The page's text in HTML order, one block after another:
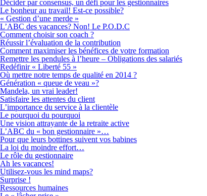
Décider par consensus, un défi pour les gestionnaires
Le bonheur au travail! Est-ce possible?
« Gestion d’une merde »
L’ABC des vacances? Non! Le P.O.D.C
Comment choisir son coach ?
Réussir l’évaluation de la contribution
Comment maximiser les bénéfices de votre formation
Remettre les pendules à l’heure – Obligations des salariés
Redéfinir « Liberté 55 »
Où mettre notre temps de qualité en 2014 ?
Génération « queue de veau »?
Mandela, un vrai leader!
Satisfaire les attentes du client
L’importance du service à la clientèle
Le pourquoi du pourquoi
Une vision attrayante de la retraite active
L’ABC du « bon gestionnaire »…
Pour que leurs bottines suivent vos babines
La loi du moindre effort…
Le rôle du gestionnaire
Ah les vacances!
Utilisez-vous les mind maps?
Surprise !
Ressources humaines